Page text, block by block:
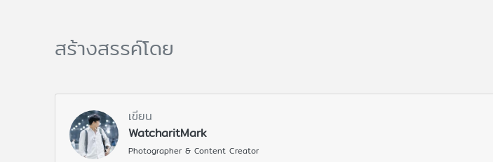
สร้างสรรค์โดย
เขียน
WatcharitMark
Photographer & Content Creator